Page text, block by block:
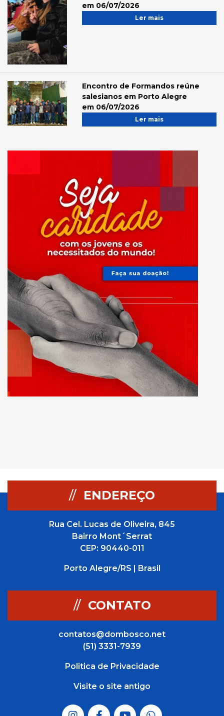
em 06/07/2026
Ler mais
Encontro de Formandos reúne
salesianos em Porto Alegre
em 06/07/2026
Ler mais
// ENDEREÇO
Rua Cel. Lucas de Oliveira, 845
Bairro Mont´Serrat
CEP: 90440-011
Porto Alegre/RS | Brasil
// CONTATO
contatos@dombosco.net
(51) 3331-7939
Politica de Privacidade
Visite o site antigo